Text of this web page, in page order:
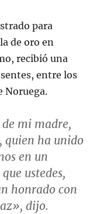
para
de oro en
recibió una
entre los
Noruega.
mi madre,
quien ha unido
en un
ustedes,
honrado con
dijo.